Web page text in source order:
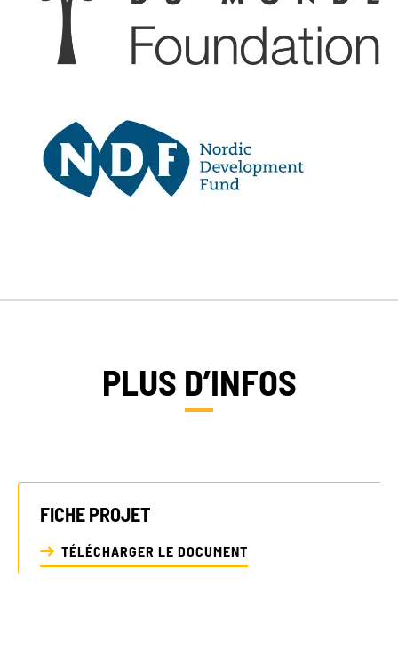
EN SAVOIR PLUS
EN SAVOIR PLUS
PLUS D’INFOS
FICHE PROJET
TÉLÉCHARGER LE DOCUMENT